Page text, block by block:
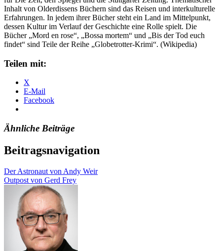
Inhalt von Olderdissens Büchern sind das Reisen und interkulturelle
Erfahrungen. In jedem ihrer Bücher steht ein Land im Mittelpunkt,
dessen Kultur im Verlauf der Geschichte eine Rolle spielt. Die
Bücher „Mord en rose“, „Bossa mortem“ und „Bis der Tod euch
findet“ sind Teile der Reihe „Globetrotter-Krimi“. (Wikipedia)
Teilen mit:
X
E-Mail
Facebook
Ähnliche Beiträge
Beitragsnavigation
Der Astronaut von Andy Weir
Outpost von Gerd Frey